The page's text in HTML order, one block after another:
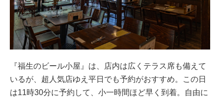
『福生のビール小屋』は、店内は広くテラス席も備えて
いるが、超人気店ゆえ平日でも予約がおすすめ。この日
は11時30分に予約して、小一時間ほど早く到着。自由に